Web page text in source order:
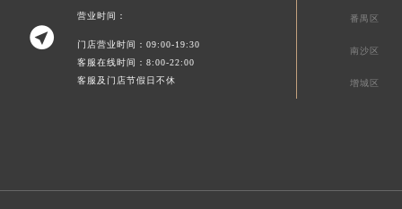

营业时间：
门店营业时间：09:00-19:30
客服在线时间：8:00-22:00
客服及门店节假日不休
番禺区
南沙区
增城区